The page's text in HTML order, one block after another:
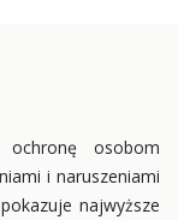
osobom
i naruszeniami
najwyższe